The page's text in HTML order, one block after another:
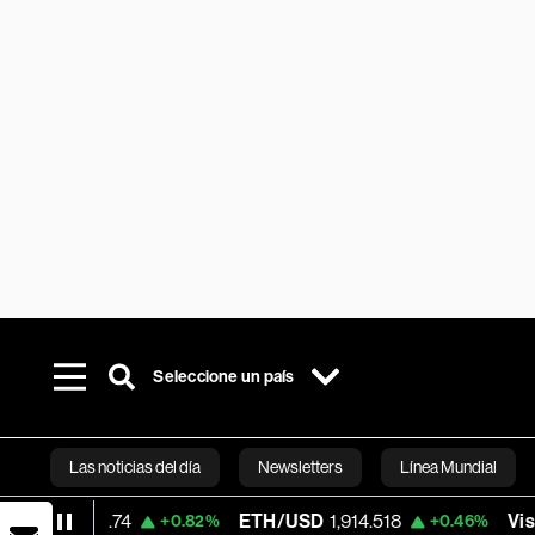
Seleccione un país
Las noticias del día Newsletters Línea Mundial
Bloomberg
ETH/USD 1,914.518 +0.46% Visa 370.47